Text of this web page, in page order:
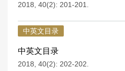
2018, 40(2): 201-201.
中英文目录
中英文目录
2018, 40(2): 202-202.